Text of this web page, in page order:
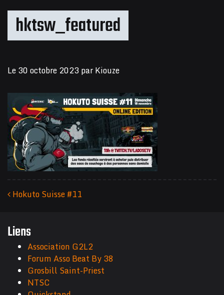
hktsw_featured
Le30 octobre 2023parKiouze
Hokuto Suisse #11
Liens
Association G2L2
Forum Asso Beat By 38
Grosbill Saint-Priest
NTSC